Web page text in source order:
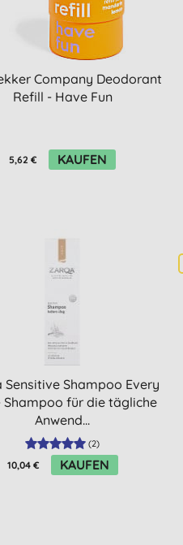
Company Deodorant
Refill - Have Fun
5,62 € KAUFEN
Sensitive Shampoo Every
Shampoo für die tägliche
Anwend...
(2)
10,04 € KAUFEN